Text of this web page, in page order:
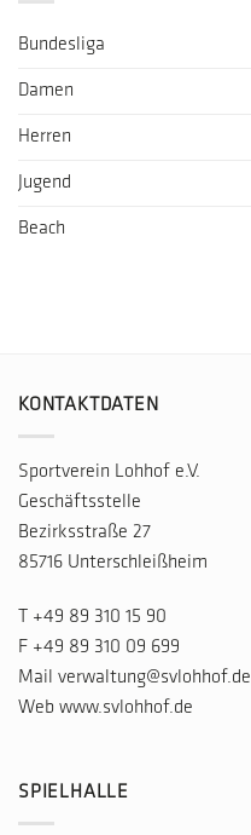
Bundesliga
Damen
Herren
Jugend
Beach
KONTAKTDATEN
Sportverein Lohhof e.V.
Geschäftsstelle
Bezirksstraße 27
85716 Unterschleißheim
T +49 89 310 15 90
F +49 89 310 09 699
Mail verwaltung@svlohhof.de
Web www.svlohhof.de
SPIELHALLE